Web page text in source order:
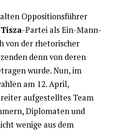
Oppositionsführer
Tisza-Partei als Ein-Mann-
von der rhetorischer
denn von deren
wurde. Nun, im
am 12. April,
aufgestelltes Team
Diplomaten und
wenige aus dem